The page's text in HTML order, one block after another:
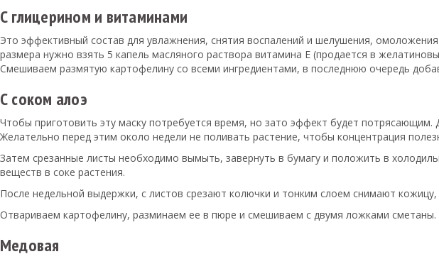
С глицерином и витаминами
Это эффективный состав для увлажнения, снятия воспалений и шелушения,
размера нужно взять 5 капель масляного раствора витамина E (продается в
Смешиваем размятую картофелину со всеми ингредиентами, в последнюю очередь
С соком алоэ
Чтобы приготовить эту маску потребуется время, но зато эффект будет
Желательно перед этим около недели не поливать растение, чтобы концентрация
Затем срезанные листы необходимо вымыть, завернуть в бумагу и положить в
веществ в соке растения.
После недельной выдержки, с листов срезают колючки и тонким слоем снимают
Отвариваем картофелину, разминаем ее в пюре и смешиваем с двумя ложками
Медовая